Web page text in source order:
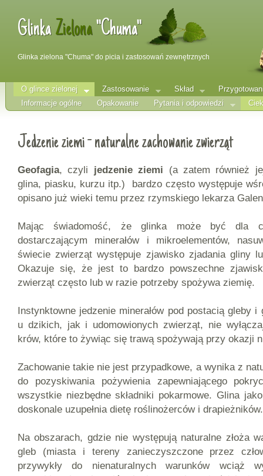
GlinkaZielona"Chuma"
Glinka zielona "Chuma" do picia i zastosowań zewnętrznych
O glince zielonej
Informacje ogólne
Opakowanie Pytania i odpowiedzi
Zastosowanie Skład
Jedzenie ziemi - naturalne zachowanie zwierząt
Geofagia, czyli jedzenie ziemi (a zatem również
glina, piasku, kurzu itp.) bardzo często występuje
opisano już wieki temu przez rzymskiego lekarza
Mając świadomość, że glinka może być dla
dostarczającym minerałów i mikroelementów,
świecie zwierząt występuje zjawisko zjadania gliny
Okazuje się, że jest to bardzo powszechne
zwierząt często lub w razie potrzeby spożywa ziemię.
Instynktowne jedzenie minerałów pod postacią gleby
u dzikich, jak i udomowionych zwierząt, nie
krów, które to żywiąc się trawą spożywają przy okazji
Zachowanie takie nie jest przypadkowe, a wynika z
do pozyskiwania pożywienia zapewniającego
wszystkie niezbędne składniki pokarmowe. Glina
doskonale uzupełnia dietę roślinożerców i drapieżników.
Na obszarach, gdzie nie występują naturalne złoża
gleb (miasta i tereny zanieczyszczone przez
przywykły do nienaturalnych warunków wciąż